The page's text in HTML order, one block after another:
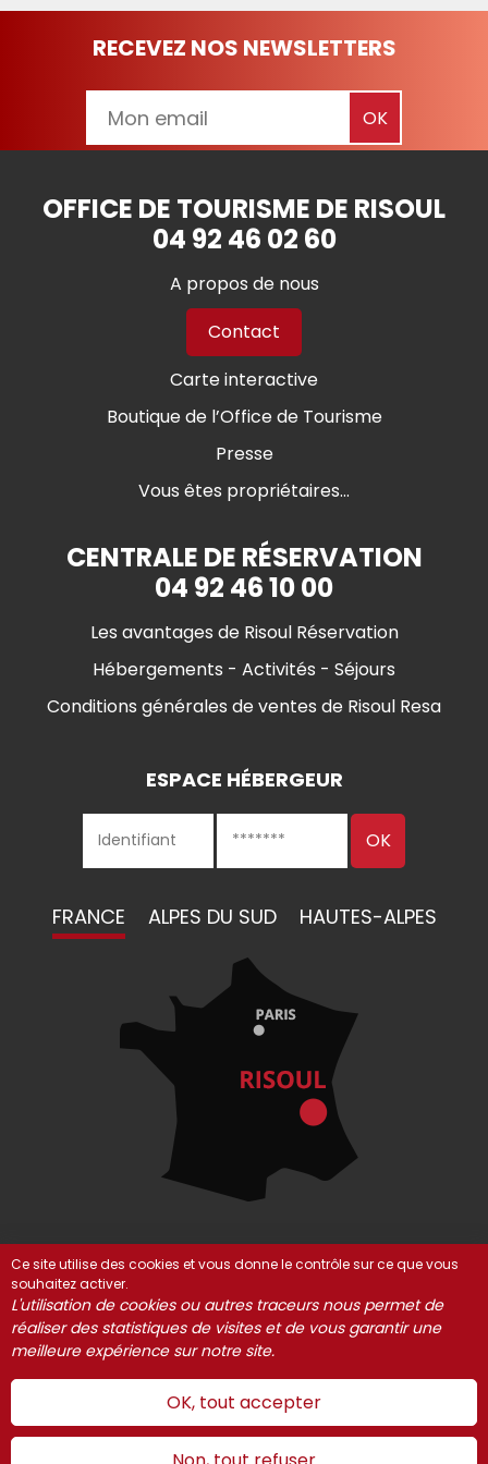
RECEVEZ NOS NEWSLETTERS
OFFICE DE TOURISME DE RISOUL
04 92 46 02 60
A propos de nous
Contact
Carte interactive
Boutique de l’Office de Tourisme
Presse
Vous êtes propriétaires...
CENTRALE DE RÉSERVATION
04 92 46 10 00
Les avantages de Risoul Réservation
Hébergements - Activités - Séjours
Conditions générales de ventes de Risoul Resa
ESPACE HÉBERGEUR
FRANCE ALPES DU SUD HAUTES-ALPES
© Risoul 2021-2025 Mentions Légales
Partenaires
Gestion des cookies
Ce site utilise des cookies et vous donne le contrôle sur ce que vous
souhaitez activer.
L'utilisation de cookies ou autres traceurs nous permet de
réaliser des statistiques de visites et de vous garantir une
meilleure expérience sur notre site.
OK, tout accepter